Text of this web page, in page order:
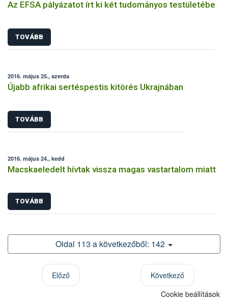
Az EFSA pályázatot írt ki két tudományos testületébe
TOVÁBB
2016. május 25., szerda
Újabb afrikai sertéspestis kitörés Ukrajnában
TOVÁBB
2016. május 24., kedd
Macskaeledelt hívtak vissza magas vastartalom miatt
TOVÁBB
Oldal 113 a következőből: 142
Előző
Következő
Cookie beállítások